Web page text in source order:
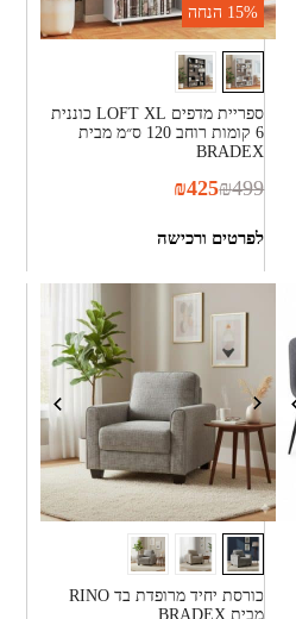
15% הנחה
ספריית מדפים LOFT XL כוננית
6 קומות רוחב 120 ס״מ מבית
BRADEX
₪499
₪425
לפרטים ורכישה
כורסת יחיד מרופדת בד RINO
מבית BRADEX